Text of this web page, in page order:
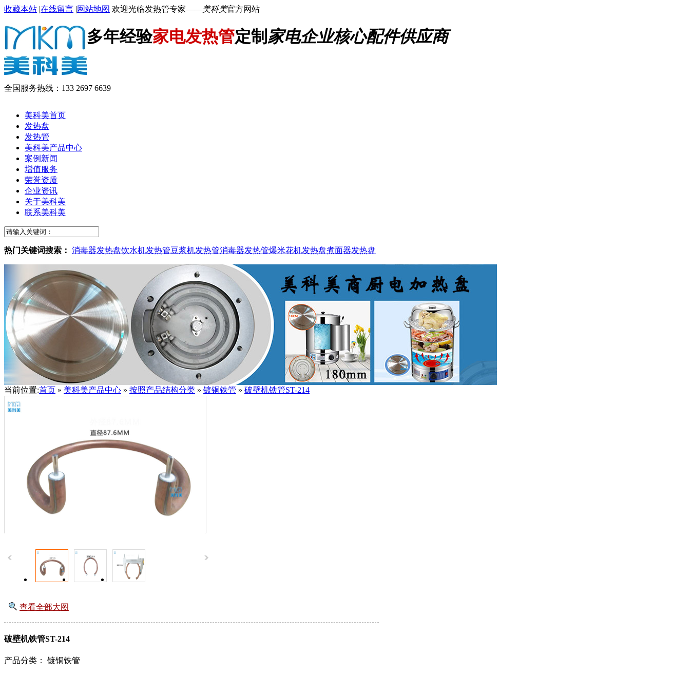
收藏本站 |在线留言 |网站地图 欢迎光临发热管专家——美科美官方网站
多年经验家电发热管定制家电企业核心配件供应商
全国服务热线： 133 2697 6639
美科美首页
发热盘
发热管
美科美产品中心
案例新闻
增值服务
荣誉资质
企业资讯
关于美科美
联系美科美
热门关键词搜索： 消毒器发热盘饮水机发热管豆浆机发热管消毒器发热管爆米花机发热盘煮面器发热盘
当前位置:首页 » 美科美产品中心 » 按照产品结构分类 » 镀铜铁管 » 破壁机铁管ST-214
查看全部大图
破壁机铁管ST-214
产品分类： 镀铜铁管